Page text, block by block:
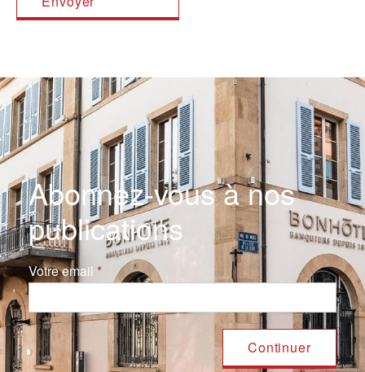
Abonnez-vous à nos
publications
Votre email